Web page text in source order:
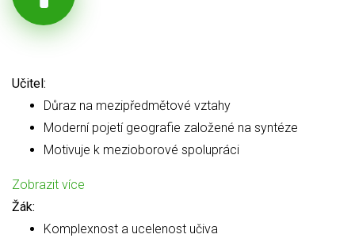
Učitel:
Důraz na mezipředmětové vztahy
Moderní pojetí geografie založené na syntéze
Motivuje k mezioborové spolupráci
Zobrazit více
Žák:
Komplexnost a ucelenost učiva